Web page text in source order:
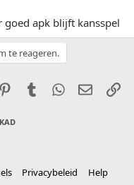
apk blijft kansspel
te reageren.
PinterestTumblr WhatsApp
E-mail
Privacybeleid
Help